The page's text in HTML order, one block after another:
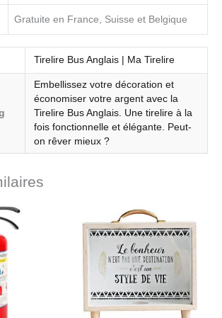
Gratuite en France, Suisse et Belgique
Tirelire Bus Anglais | Ma Tirelire
Embellissez votre décoration et
économiser votre argent avec la
Tirelire Bus Anglais. Une tirelire à la
fois fonctionnelle et élégante. Peut-
on rêver mieux ?